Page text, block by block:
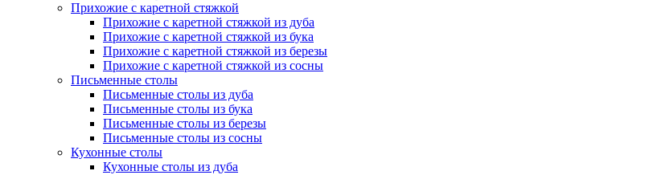
Прихожие с каретной стяжкой
Прихожие с каретной стяжкой из дуба
Прихожие с каретной стяжкой из бука
Прихожие с каретной стяжкой из березы
Прихожие с каретной стяжкой из сосны
Письменные столы
Письменные столы из дуба
Письменные столы из бука
Письменные столы из березы
Письменные столы из сосны
Кухонные столы
Кухонные столы из дуба